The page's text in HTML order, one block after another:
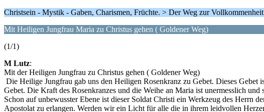
Christsein - Mystik - Gaben, Charismen, Früchte. > Der Weg zur Vollkommenheit
Mit Heiligen Jungfrau Maria zu Christus gehen ( Goldener Weg)
(1/1)
M Lutz:
Mit der Heiligen Jungfrau zu Christus gehen ( Goldener Weg)
Die Heilige Jungfrau gab uns den Heiligen Rosenkranz zu Gebet. Dieses
Gebet. Die Kraft des Rosenkranzes und die Weihe an Maria ist unermesslich
Schon auf unbewusster Ebene ist dieser Soldat Christi ein Werkzeug des Herrn
Apostolat zu erlangen. Werden wir ein Licht für alle die in ihrem leidvollen